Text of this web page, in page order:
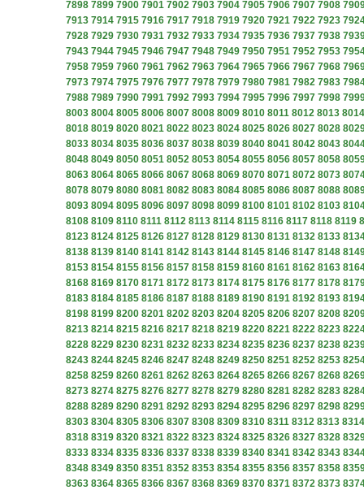
7898 7899 7900 7901 7902 7903 7904 7905 7906 7907 7908
7913 7914 7915 7916 7917 7918 7919 7920 7921 7922 7923
7928 7929 7930 7931 7932 7933 7934 7935 7936 7937 7938
7943 7944 7945 7946 7947 7948 7949 7950 7951 7952 7953
7958 7959 7960 7961 7962 7963 7964 7965 7966 7967 7968
7973 7974 7975 7976 7977 7978 7979 7980 7981 7982 7983
7988 7989 7990 7991 7992 7993 7994 7995 7996 7997 7998
8003 8004 8005 8006 8007 8008 8009 8010 8011 8012 8013 8014
8018 8019 8020 8021 8022 8023 8024 8025 8026 8027 8028
8033 8034 8035 8036 8037 8038 8039 8040 8041 8042 8043
8048 8049 8050 8051 8052 8053 8054 8055 8056 8057 8058
8063 8064 8065 8066 8067 8068 8069 8070 8071 8072 8073
8078 8079 8080 8081 8082 8083 8084 8085 8086 8087 8088
8093 8094 8095 8096 8097 8098 8099 8100 8101 8102 8103
8108 8109 8110 8111 8112 8113 8114 8115 8116 8117 8118 8119
8123 8124 8125 8126 8127 8128 8129 8130 8131 8132 8133
8138 8139 8140 8141 8142 8143 8144 8145 8146 8147 8148
8153 8154 8155 8156 8157 8158 8159 8160 8161 8162 8163
8168 8169 8170 8171 8172 8173 8174 8175 8176 8177 8178
8183 8184 8185 8186 8187 8188 8189 8190 8191 8192 8193
8198 8199 8200 8201 8202 8203 8204 8205 8206 8207 8208
8213 8214 8215 8216 8217 8218 8219 8220 8221 8222 8223
8228 8229 8230 8231 8232 8233 8234 8235 8236 8237 8238
8243 8244 8245 8246 8247 8248 8249 8250 8251 8252 8253
8258 8259 8260 8261 8262 8263 8264 8265 8266 8267 8268
8273 8274 8275 8276 8277 8278 8279 8280 8281 8282 8283
8288 8289 8290 8291 8292 8293 8294 8295 8296 8297 8298
8303 8304 8305 8306 8307 8308 8309 8310 8311 8312 8313 8314
8318 8319 8320 8321 8322 8323 8324 8325 8326 8327 8328
8333 8334 8335 8336 8337 8338 8339 8340 8341 8342 8343
8348 8349 8350 8351 8352 8353 8354 8355 8356 8357 8358
8363 8364 8365 8366 8367 8368 8369 8370 8371 8372 8373